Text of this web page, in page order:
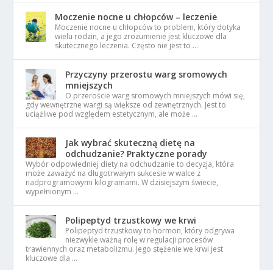
Moczenie nocne u chłopców – leczenie
Moczenie nocne u chłopców to problem, który dotyka
wielu rodzin, a jego zrozumienie jest kluczowe dla
skutecznego leczenia. Często nie jest to …
Przyczyny przerostu warg sromowych
mniejszych
O przeroście warg sromowych mniejszych mówi się,
gdy wewnętrzne wargi są większe od zewnętrznych. Jest to
uciążliwe pod względem estetycznym, ale może …
Jak wybrać skuteczną dietę na
odchudzanie? Praktyczne porady
Wybór odpowiedniej diety na odchudzanie to decyzja, która
może zaważyć na długotrwałym sukcesie w walce z
nadprogramowymi kilogramami. W dzisiejszym świecie,
wypełnionym …
Polipeptyd trzustkowy we krwi
Polipeptyd trzustkowy to hormon, który odgrywa
niezwykle ważną rolę w regulacji procesów
trawiennych oraz metabolizmu. Jego stężenie we krwi jest
kluczowe dla …